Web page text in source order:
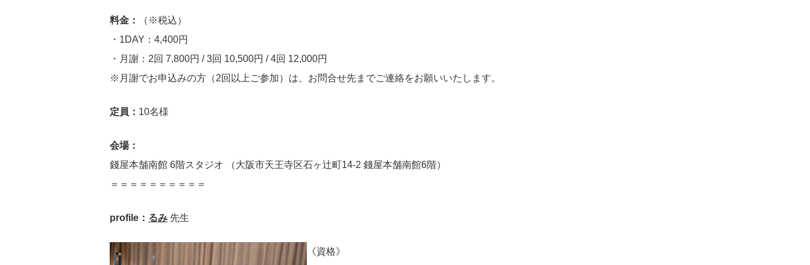
料金：
（※税込）
・1DAY：4,400円
・月謝：2回 7,800円 / 3回 10,500円 / 4回 12,000円
※月謝でお申込みの方（2回以上ご参加）は、お問合せ先までご連絡をお願いいたします。
定員： 10名様
会場：
錢屋本舗南館 6階スタジオ （大阪市天王寺区石ヶ辻町14-2 錢屋本舗南館6階）
＝＝＝＝＝＝＝＝＝＝
profile： るみ 先生
《資格》